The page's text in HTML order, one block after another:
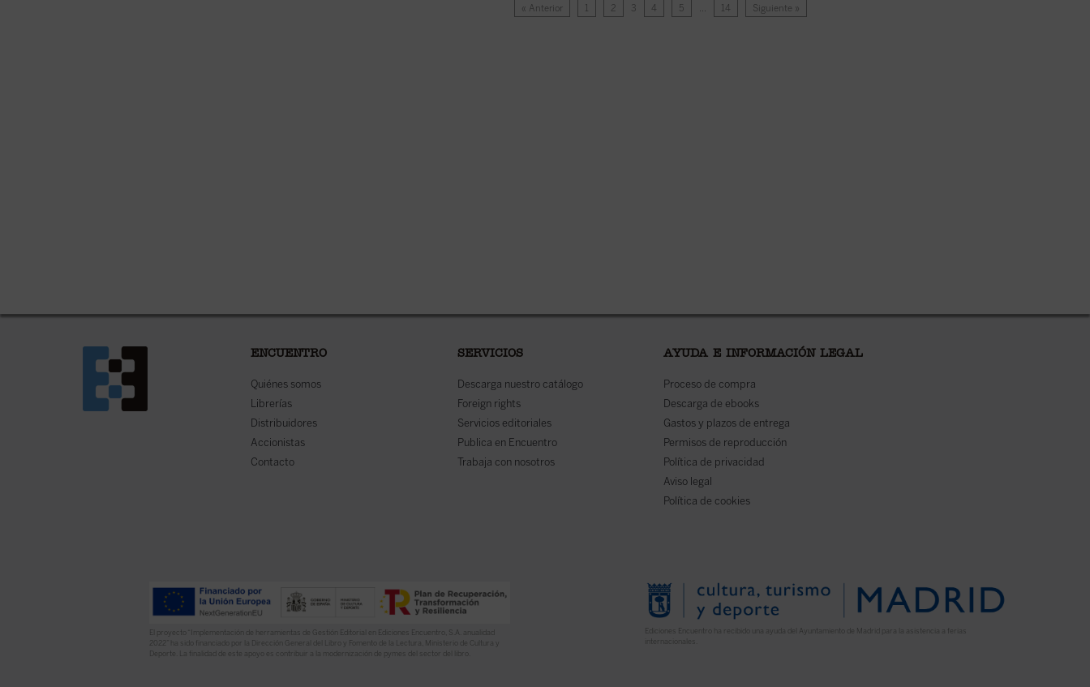
« Anterior 1 2 3 4 5 … 14 Siguiente »
ENCUENTRO
Quiénes somos
Librerías
Distribuidores
Accionistas
Contacto
SERVICIOS
Descarga nuestro catálogo
Foreign rights
Servicios editoriales
Publica en Encuentro
Trabaja con nosotros
AYUDA E INFORMACIÓN LEGAL
Proceso de compra
Descarga de ebooks
Gastos y plazos de entrega
Permisos de reproducción
Política de privacidad
Aviso legal
Política de cookies
El proyecto “Implementación de herramientas de Gestión Editorial en Ediciones Encuentro, S.A. anualidad
2022” ha sido financiado por la Dirección General del Libro y Fomento de la Lectura, Ministerio de Cultura y
Deporte. La finalidad de este apoyo es contribuir a la modernización de pymes del sector del libro.
Ediciones Encuentro ha recibido una ayuda del Ayuntamiento de Madrid para la asistencia a ferias